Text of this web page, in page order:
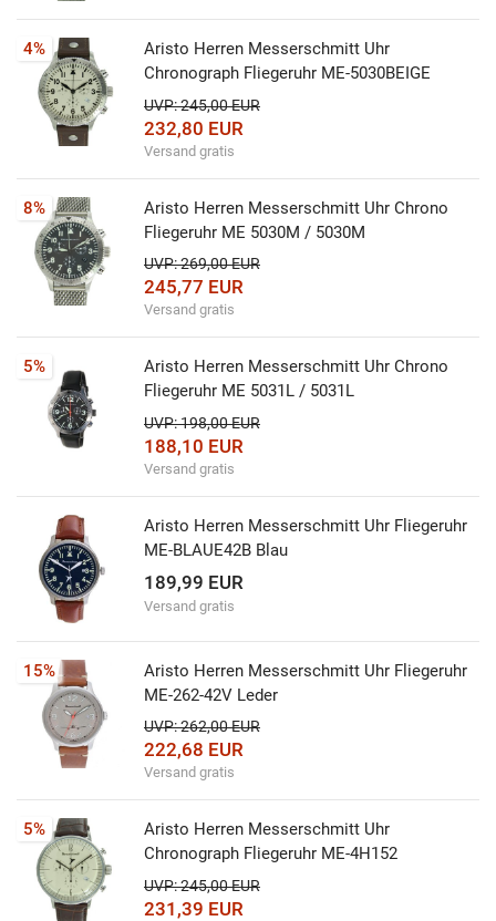
Aristo Herren Messerschmitt Uhr
Chronograph Fliegeruhr ME-5030BEIGE
UVP: 245,00 EUR
232,80 EUR
Versand gratis
4%
Aristo Herren Messerschmitt Uhr Chrono
Fliegeruhr ME 5030M / 5030M
UVP: 269,00 EUR
245,77 EUR
Versand gratis
8%
Aristo Herren Messerschmitt Uhr Chrono
Fliegeruhr ME 5031L / 5031L
UVP: 198,00 EUR
188,10 EUR
Versand gratis
5%
Aristo Herren Messerschmitt Uhr Fliegeruhr
ME-BLAUE42B Blau
189,99 EUR
Versand gratis
Aristo Herren Messerschmitt Uhr Fliegeruhr
ME-262-42V Leder
UVP: 262,00 EUR
222,68 EUR
Versand gratis
15%
Aristo Herren Messerschmitt Uhr
Chronograph Fliegeruhr ME-4H152
UVP: 245,00 EUR
231,39 EUR
5%